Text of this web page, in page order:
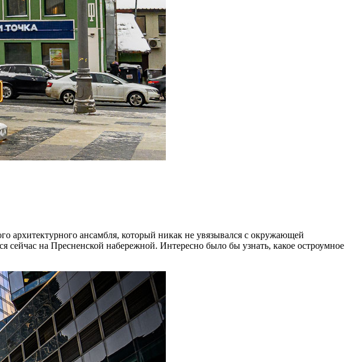
архитектурного ансамбля, который никак не увязывался с окружающей
на Пресненской набережной. Интересно было бы узнать, какое остроумное